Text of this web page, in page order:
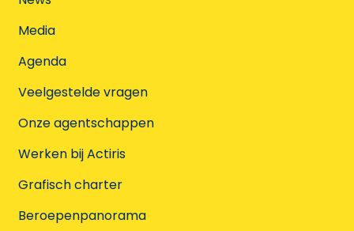
Media
Agenda
Veelgestelde vragen
Onze agentschappen
Werken bij Actiris
Grafisch charter
Beroepenpanorama